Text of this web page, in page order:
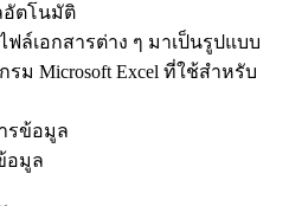
อัตโนมัติ
ล์เอกสารต่าง ๆ มาเป็นรูปแบบ
ม Microsoft Excel ที่ใช้สำหรับ
รข้อมูล
อมูล